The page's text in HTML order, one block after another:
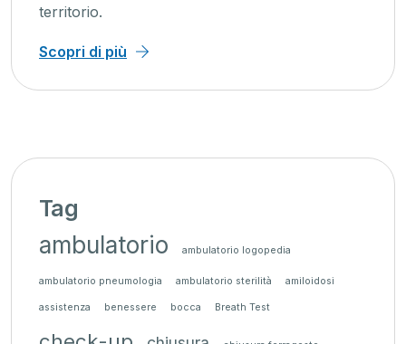
territorio.
Scopri di più
Tag
ambulatorio ambulatorio logopedia
ambulatorio pneumologia ambulatorio sterilità amiloidosi
assistenza benessere bocca Breath Test